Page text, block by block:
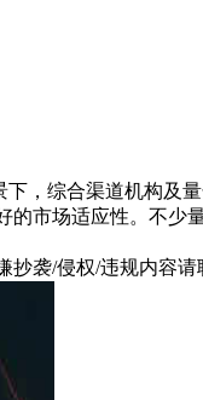
，综合渠道机构及
市场适应性。不少
袭/侵权/违规内容请